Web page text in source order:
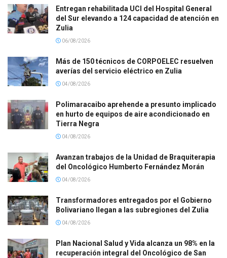
Entregan rehabilitada UCI del Hospital General
del Sur elevando a 124 capacidad de atención en
Zulia
06/08/2026
Más de 150 técnicos de CORPOELEC resuelven
averías del servicio eléctrico en Zulia
04/08/2026
Polimaracaibo aprehende a presunto implicado
en hurto de equipos de aire acondicionado en
Tierra Negra
04/08/2026
Avanzan trabajos de la Unidad de Braquiterapia
del Oncológico Humberto Fernández Morán
04/08/2026
Transformadores entregados por el Gobierno
Bolivariano llegan a las subregiones del Zulia
04/08/2026
Plan Nacional Salud y Vida alcanza un 98% en la
recuperación integral del Oncológico de San